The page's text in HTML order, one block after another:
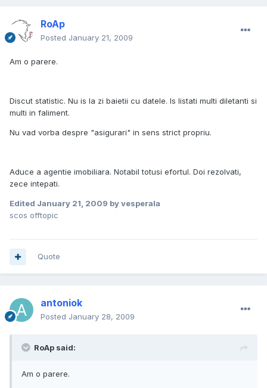
RoAp
Posted January 21, 2009
Am o parere.
Discut statistic. Nu is la zi baietii cu datele. Is listati multi diletanti si
multi in faliment.
Nu vad vorba despre "asigurari" in sens strict propriu.
Aduce a agentie imobiliara. Notabil totusi efortul. Doi rezolvati,
zece intepati.
Edited January 21, 2009 by vesperala
scos offtopic
Quote
antoniok
Posted January 28, 2009
RoAp said:
Am o parere.